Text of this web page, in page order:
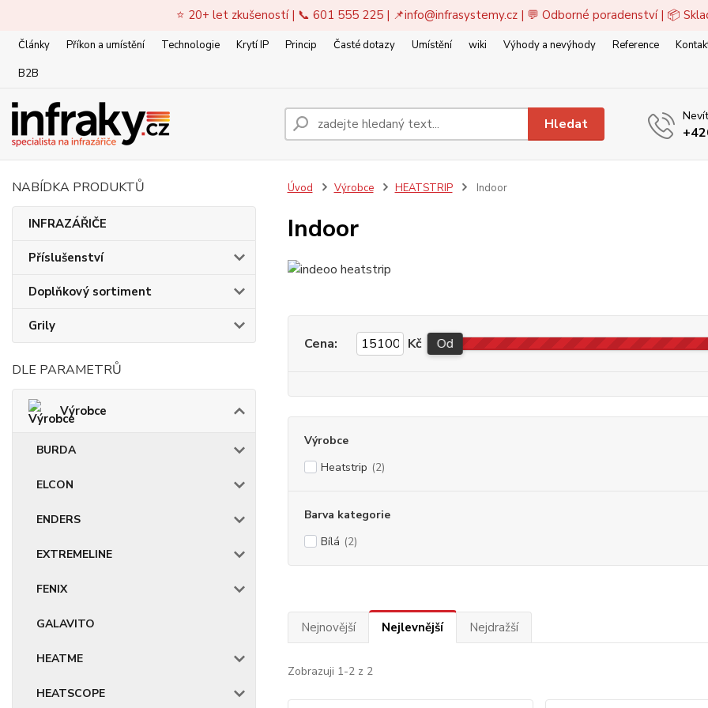
⭐ 20+ let zkušeností | 📞 601 555 225 | 📌info@infrasystemy.cz| 💬 Odborné poradenství | 📦
Články Příkon a umístění Technologie Krytí IP Princip Časté dotazy Umístění wiki Výhody a nevýhody Reference
B2B
Hledat
NABÍDKA PRODUKTŮ
INFRAZÁŘIČE
Příslušenství
Doplňkový sortiment
Grily
DLE PARAMETRŮ
Výrobce
BURDA
ELCON
ENDERS
EXTREMELINE
FENIX
GALAVITO
HEATME
HEATSCOPE
Úvod Výrobce HEATSTRIP Indoor
Indoor
Cena: Kč Od
Výrobce
Heatstrip (2)
Barva kategorie
Bílá (2)
Nejnovější Nejlevnější Nejdražší
Zobrazuji 1-2 z 2